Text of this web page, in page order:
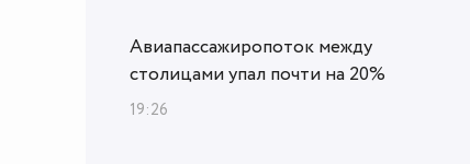
Авиапассажиропоток между
столицами упал почти на 20%
19:26